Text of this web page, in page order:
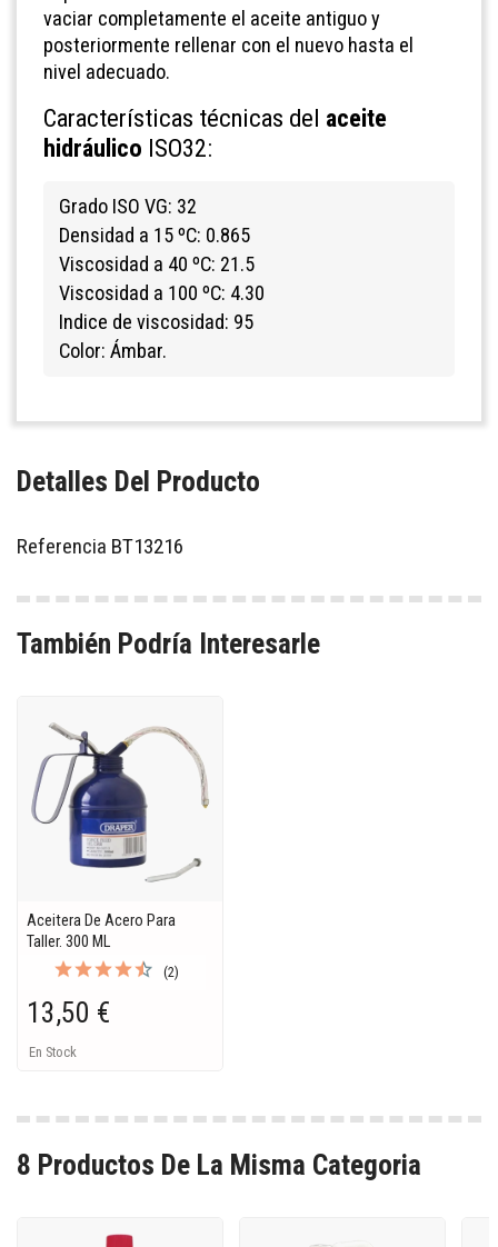
vaciar completamente el aceite antiguo y
posteriormente rellenar con el nuevo hasta el
nivel adecuado.
Características técnicas del aceite
hidráulico ISO32:
Grado ISO VG: 32
Densidad a 15 ºC: 0.865
Viscosidad a 40 ºC: 21.5
Viscosidad a 100 ºC: 4.30
Indice de viscosidad: 95
Color: Ámbar.
Detalles Del Producto
Referencia BT13216
También Podría Interesarle
Aceitera De Acero Para
Taller. 300 ML
(2)
13,50 €
En Stock
8 Productos De La Misma Categoria